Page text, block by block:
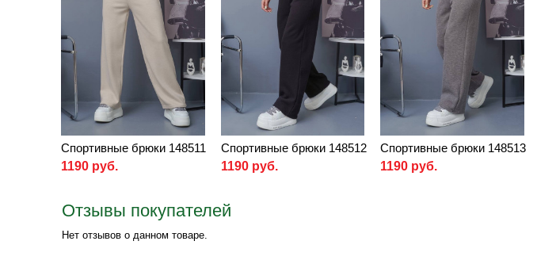
Спортивные брюки 148511
1190 руб.
Спортивные брюки 148512
1190 руб.
Спортивные брюки 148513
1190 руб.
Отзывы покупателей
Нет отзывов о данном товаре.